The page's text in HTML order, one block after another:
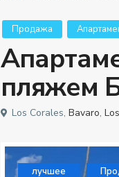
Продажа
пляжем
Los Corales, Bavaro,
лучшее